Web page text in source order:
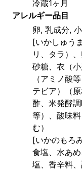
冷蔵1ヶ月
アレルギー品目
卵, 乳成分,
[いかしゅう
リ、タラ）
砂糖、衣（
（アミノ酸
テビア）（
酢、米発酵
等）、酸味
む）
[いかのもろ
食塩、水あ
塩、香辛料